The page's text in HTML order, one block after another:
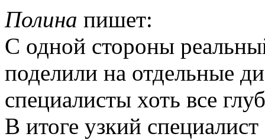
Полина пишет:
С одной стороны
поделили на отдельные
специалисты хоть все
В итоге узкий